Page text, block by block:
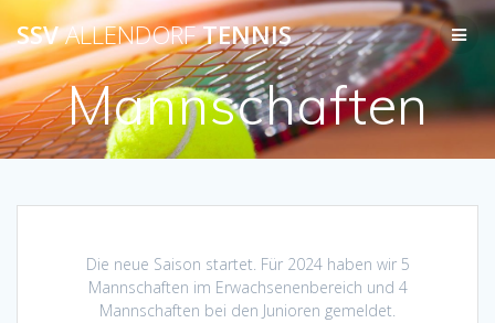
Zum
Inhalt
springen
SSVALLENDORFTENNIS
Mannschaften
Die neue Saison startet. Für 2024 haben wir 5
Mannschaften im Erwachsenenbereich und 4
Mannschaften bei den Junioren gemeldet.